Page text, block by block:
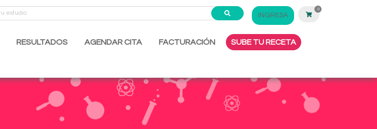
INGRESA
0
RESULTADOS AGENDAR CITA FACTURACIÓN SUBE TU RECETA